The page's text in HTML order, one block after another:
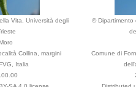
Vita, Università degli
Collina, margini
Italia
© Dipartimento
Comune di